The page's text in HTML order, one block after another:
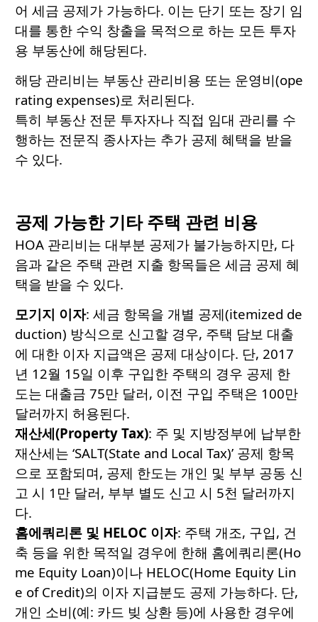
어 세금 공제가 가능하다. 이는 단기 또는 장기 임
대를 통한 수익 창출을 목적으로 하는 모든 투자
용 부동산에 해당된다.
해당 관리비는 부동산 관리비용 또는 운영비(ope
rating expenses)로 처리된다.
특히 부동산 전문 투자자나 직접 임대 관리를 수
행하는 전문직 종사자는 추가 공제 혜택을 받을
수 있다.
공제 가능한 기타 주택 관련 비용
HOA 관리비는 대부분 공제가 불가능하지만, 다
음과 같은 주택 관련 지출 항목들은 세금 공제 혜
택을 받을 수 있다.
모기지 이자: 세금 항목을 개별 공제(itemized de
duction) 방식으로 신고할 경우, 주택 담보 대출
에 대한 이자 지급액은 공제 대상이다. 단, 2017
년 12월 15일 이후 구입한 주택의 경우 공제 한
도는 대출금 75만 달러, 이전 구입 주택은 100만
달러까지 허용된다.
재산세(Property Tax): 주 및 지방정부에 납부한
재산세는 ‘SALT(State and Local Tax)’ 공제 항목
으로 포함되며, 공제 한도는 개인 및 부부 공동 신
고 시 1만 달러, 부부 별도 신고 시 5천 달러까지
다.
홈에쿼리론 및 HELOC 이자: 주택 개조, 구입, 건
축 등을 위한 목적일 경우에 한해 홈에쿼리론(Ho
me Equity Loan)이나 HELOC(Home Equity Lin
e of Credit)의 이자 지급분도 공제 가능하다. 단,
개인 소비(예: 카드 빚 상환 등)에 사용한 경우에